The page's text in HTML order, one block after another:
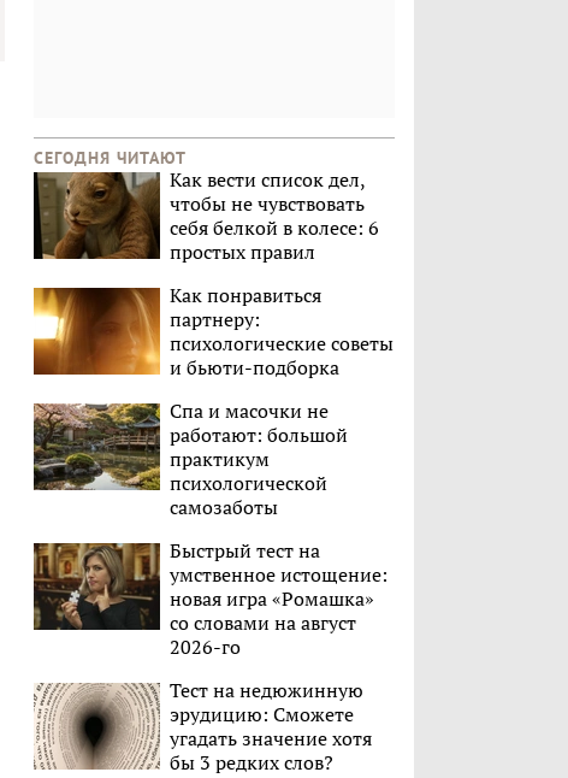
СЕГОДНЯ ЧИТАЮТ
Как вести список дел,
чтобы не чувствовать
себя белкой в колесе: 6
простых правил
Как понравиться
партнеру:
психологические советы
и бьюти-подборка
Спа и масочки не
работают: большой
практикум
психологической
самозаботы
Быстрый тест на
умственное истощение:
новая игра «Ромашка»
со словами на август
2026-го
Тест на недюжинную
эрудицию: Сможете
угадать значение хотя
бы 3 редких слов?